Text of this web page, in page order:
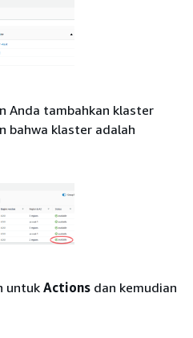
Anda tambahkan klaster
bahwa klaster adalah
untuk Actions dan kemudian